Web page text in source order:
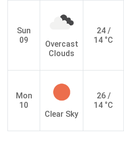
Sun
09
Overcast
Clouds
24 /
14 °C
Mon
10
Clear Sky
26 /
14 °C